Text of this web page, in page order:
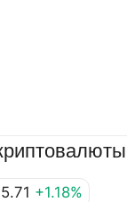
+1.18%